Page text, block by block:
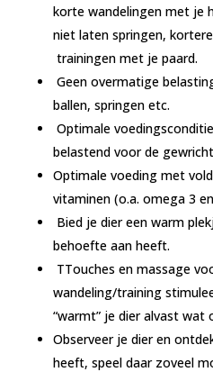
korte wandelingen met je
niet laten springen,
trainingen met je paard.
Geen overmatige
ballen, springen etc.
Optimale
belastend voor de
Optimale voeding met
vitaminen (o.a. omega 3
Bied je dier een warm
behoefte aan heeft.
TTouches en massage
wandeling/training
“warmt” je dier alvast wat
Observeer je dier en
heeft, speel daar zoveel